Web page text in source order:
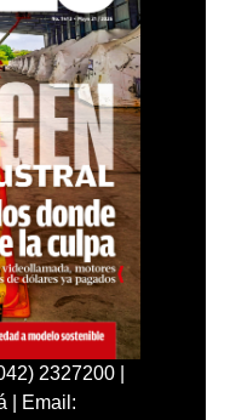
2327200 |
| Email: